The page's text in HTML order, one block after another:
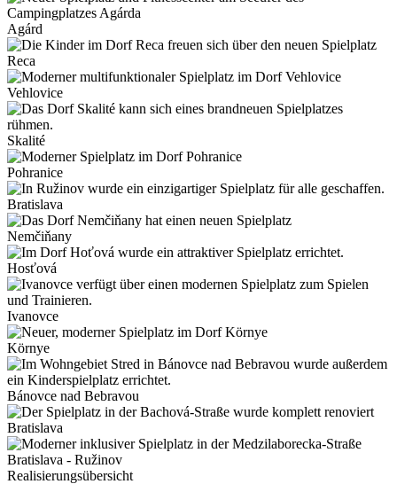
Agárd
Reca
Vehlovice
Skalité
Pohranice
Bratislava
Nemčiňany
Hosťová
Ivanovce
Környe
Bánovce nad Bebravou
Bratislava
Bratislava - Ružinov
Realisierungsübersicht